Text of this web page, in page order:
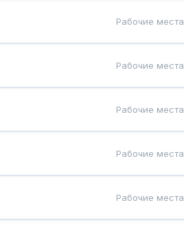
Рабочие места
Рабочие места
Рабочие места
Рабочие места
Рабочие места